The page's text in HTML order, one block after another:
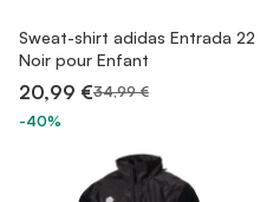
Sweat-shirt adidas Entrada 22
Noir pour Enfant
20,99 €34,99 €
-40%